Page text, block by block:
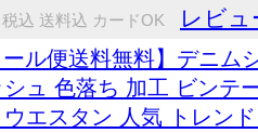
税込 送料込 カードOK レビュ
ール便送料無料】デニ
シュ 色落ち 加工 ビンテ
ウエスタン 人気 トレン